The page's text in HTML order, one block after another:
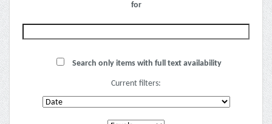
for
Search only items with full text availability
Current filters: